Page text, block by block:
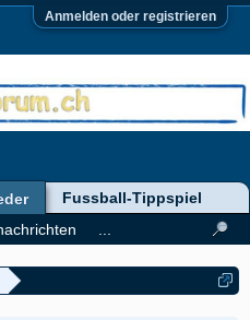
Anmelden oder registrieren
Fussball-Tippspiel